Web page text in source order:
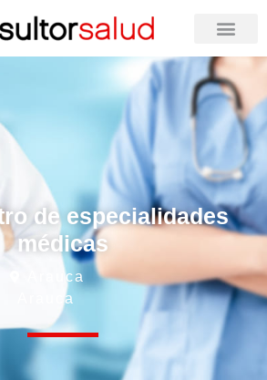
de especialidades
médicas
Arauca
Arauca